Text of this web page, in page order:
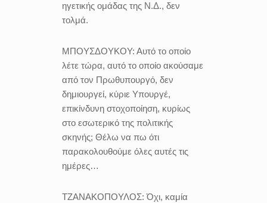
ηγετικής ομάδας της Ν.Δ., δεν
τολμά.
ΜΠΟΥΣΔΟΥΚΟΥ: Αυτό το οποίο
λέτε τώρα, αυτό το οποίο ακούσαμε
από τον Πρωθυπουργό, δεν
δημιουργεί, κύριε Υπουργέ,
επικίνδυνη στοχοποίηση, κυρίως
στο εσωτερικό της πολιτικής
σκηνής; Θέλω να πω ότι
παρακολουθούμε όλες αυτές τις
ημέρες…
ΤΖΑΝΑΚΟΠΟΥΛΟΣ:Όχι, καμία